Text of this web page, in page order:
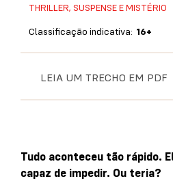
THRILLER, SUSPENSE E MISTÉRIO
Classificação indicativa: 16+
LEIA UM TRECHO EM PDF
Tudo aconteceu tão rápido.
capaz de impedir. Ou teria?